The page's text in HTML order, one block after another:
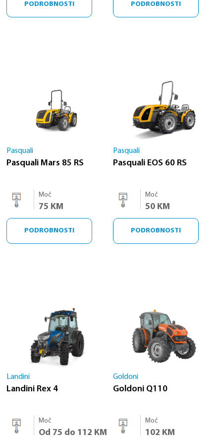
PODROBNOSTI PODROBNOSTI
Pasquali
Pasquali Mars 85 RS
Moč
75 KM
PODROBNOSTI
Pasquali
Pasquali EOS 60 RS
Moč
50 KM
PODROBNOSTI
Landini
Landini Rex 4
Moč
Od 75 do 112 KM
Goldoni
Goldoni Q110
Moč
102 KM